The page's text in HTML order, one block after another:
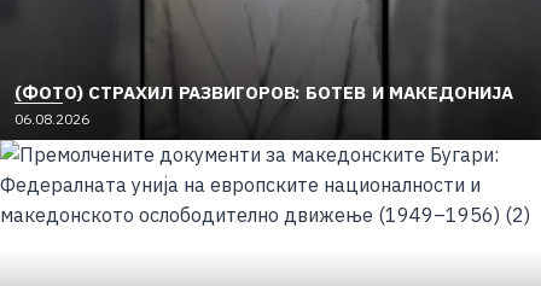
(ФОТО) СТРАХИЛ РАЗВИГОРОВ: БОТЕВ И МАКЕДОНИЈА
06.08.2026